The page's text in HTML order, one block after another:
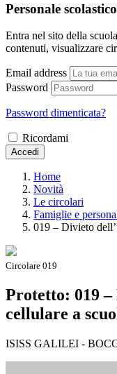
Personale scolastico
Entra nel sito della
contenuti, visualizzare
Email address
Password
Password dimenticata?
Ricordami
Accedi
Home
Novità
Le circolari
Famiglie e
019 – Divieto
Circolare 019
Protetto: 019 –
cellulare a
ISISS GALILEI -